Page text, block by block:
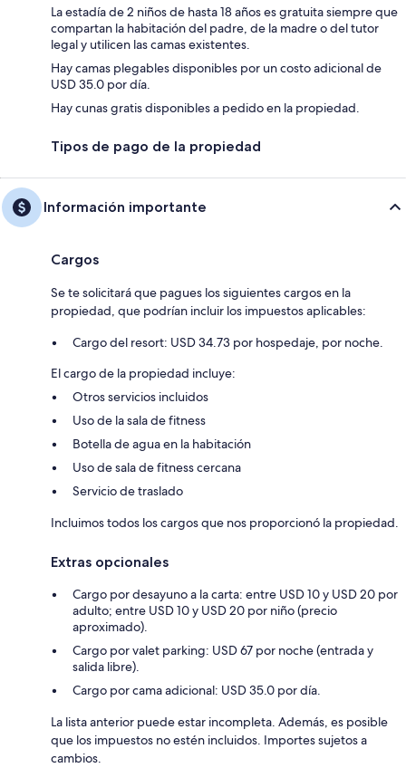
La estadía de 2 niños de hasta 18 años es gratuita siempre que
compartan la habitación del padre, de la madre o del tutor
legal y utilicen las camas existentes.
Hay camas plegables disponibles por un costo adicional de
USD 35.0 por día.
Hay cunas gratis disponibles a pedido en la propiedad.
Tipos de pago de la propiedad
Información importante
Cargos
Se te solicitará que pagues los siguientes cargos en la
propiedad, que podrían incluir los impuestos aplicables:
Cargo del resort: USD 34.73 por hospedaje, por noche.
El cargo de la propiedad incluye:
Otros servicios incluidos
Uso de la sala de fitness
Botella de agua en la habitación
Uso de sala de fitness cercana
Servicio de traslado
Incluimos todos los cargos que nos proporcionó la propiedad.
Extras opcionales
Cargo por desayuno a la carta: entre USD 10 y USD 20 por
adulto; entre USD 10 y USD 20 por niño (precio
aproximado).
Cargo por valet parking: USD 67 por noche (entrada y
salida libre).
Cargo por cama adicional: USD 35.0 por día.
La lista anterior puede estar incompleta. Además, es posible
que los impuestos no estén incluidos. Importes sujetos a
cambios.